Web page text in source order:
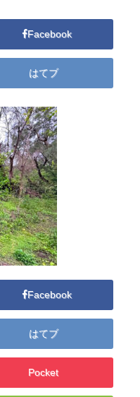
Facebook
はてブ
Facebook
はてブ
Pocket